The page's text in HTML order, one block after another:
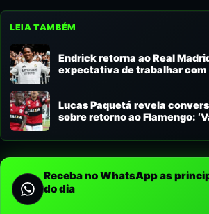
LEIA TAMBÉM
Endrick retorna ao Real
expectativa de trabalhar com
Lucas Paquetá revela
sobre retorno ao Flamengo:
Receba no WhatsApp as
do dia